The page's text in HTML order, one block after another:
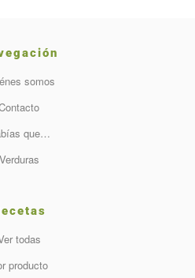
somos
que…
Verduras
todas
producto